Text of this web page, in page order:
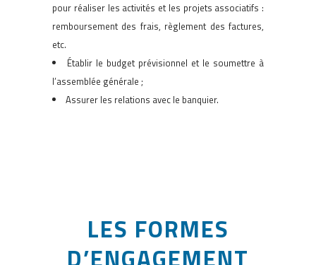
pour réaliser les activités et les projets associatifs :
remboursement des frais, règlement des factures,
etc.
Établir le budget prévisionnel et le soumettre à
l’assemblée générale ;
Assurer les relations avec le banquier.
LES FORMES